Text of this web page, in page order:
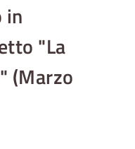
in
"La
(Marzo